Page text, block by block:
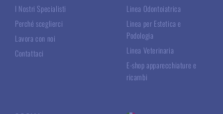
I Nostri Specialisti
Perché sceglierci
Lavora con noi
Contattaci
Linea Odontoiatrica
Linea per Estetica e
Podologia
Linea Veterinaria
E-shop apparecchiature e
ricambi